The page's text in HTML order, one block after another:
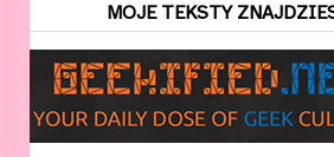
MOJE TEKSTY